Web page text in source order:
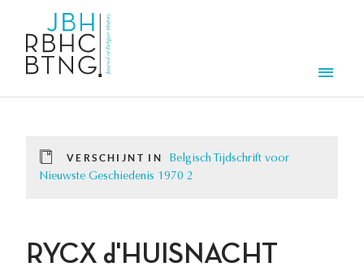
VERSCHIJNT IN
Belgisch Tijdschrift voor
Nieuwste Geschiedenis 1970 2
RYCX d'HUISNACHT